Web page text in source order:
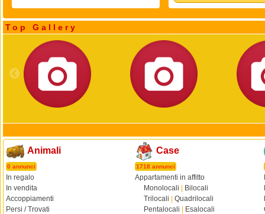
Top Gallery
Animali
0 annunci
In regalo
In vendita
Accoppiamenti
Persi / Trovati
Case
1718 annunci
Appartamenti in affitto
Monolocali
Bilocali
Trilocali
Quadrilocali
Pentalocali
Esalocali